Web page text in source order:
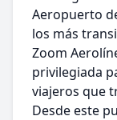
Aeropuerto
los más
Zoom
privilegiada
viajeros que
Desde este